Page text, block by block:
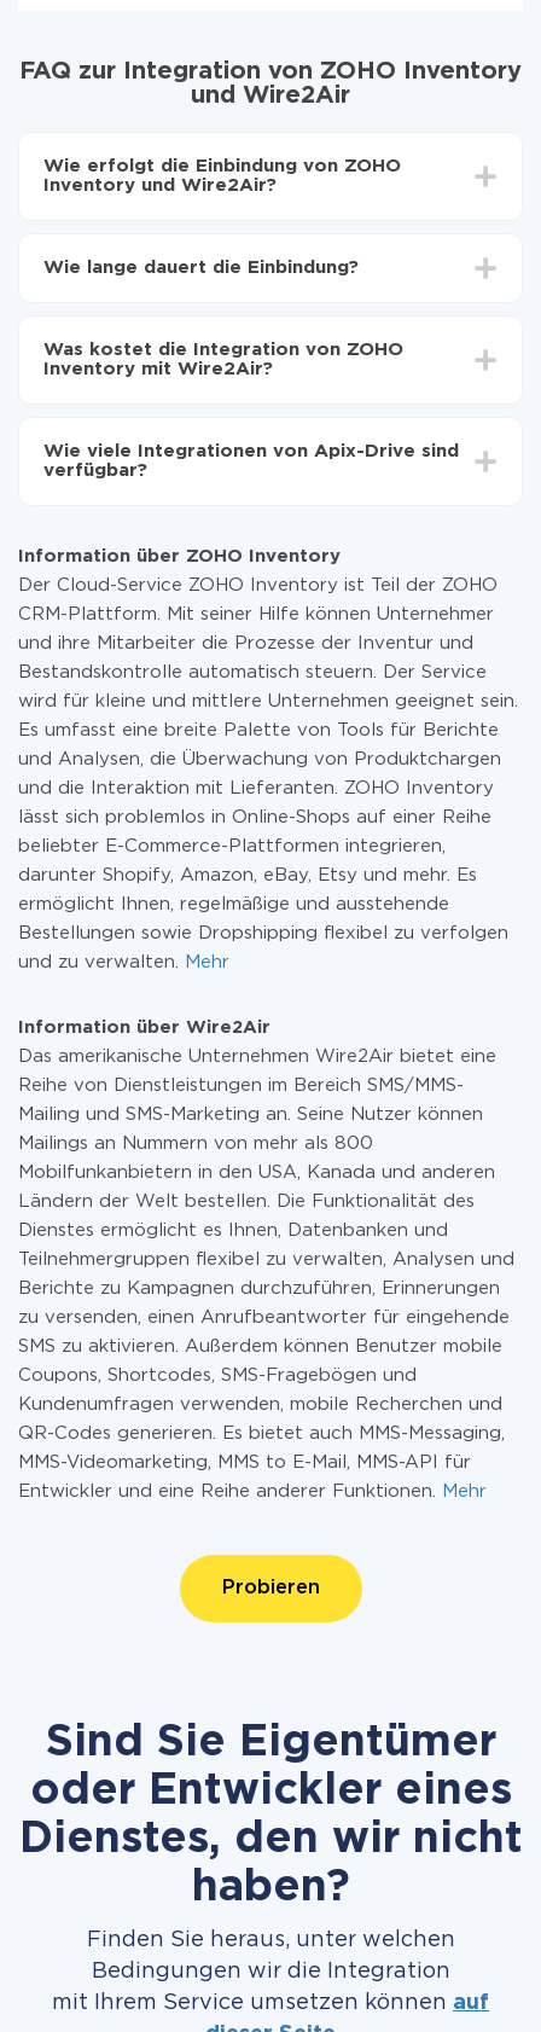
FAQ zur Integration von ZOHO Inventory
und Wire2Air
Wie erfolgt die Einbindung von ZOHO
Inventory und Wire2Air?
Wire2Air zu übertragen
Inventory auf Wire2Air übertragen
Wie lange dauert die Einbindung?
Im Durchschnitt dauert es 10-15 Minuten.
Was kostet die Integration von ZOHO
Inventory mit Wire2Air?
zahlen nur für die Datenmenge, die über unseren
Service von einem System auf ein anderes übertragen
Weitere Informationen zuTarifen .
Wie viele Integrationen von Apix-Drive sind
verfügbar?
Information über ZOHO Inventory
Der Cloud-Service ZOHO Inventory ist Teil der ZOHO
CRM-Plattform. Mit seiner Hilfe können Unternehmer
und ihre Mitarbeiter die Prozesse der Inventur und
Bestandskontrolle automatisch steuern. Der Service
wird für kleine und mittlere Unternehmen geeignet sein.
Es umfasst eine breite Palette von Tools für Berichte
und Analysen, die Überwachung von Produktchargen
und die Interaktion mit Lieferanten. ZOHO Inventory
lässt sich problemlos in Online-Shops auf einer Reihe
beliebter E-Commerce-Plattformen integrieren,
darunter Shopify, Amazon, eBay, Etsy und mehr. Es
ermöglicht Ihnen, regelmäßige und ausstehende
Bestellungen sowie Dropshipping flexibel zu verfolgen
und zu verwalten.
Mehr
Information über Wire2Air
Das amerikanische Unternehmen Wire2Air bietet eine
Reihe von Dienstleistungen im Bereich SMS/MMS-
Mailing und SMS-Marketing an. Seine Nutzer können
Mailings an Nummern von mehr als 800
Mobilfunkanbietern in den USA, Kanada und anderen
Ländern der Welt bestellen. Die Funktionalität des
Dienstes ermöglicht es Ihnen, Datenbanken und
Teilnehmergruppen flexibel zu verwalten, Analysen und
Berichte zu Kampagnen durchzuführen, Erinnerungen
zu versenden, einen Anrufbeantworter für eingehende
SMS zu aktivieren. Außerdem können Benutzer mobile
Coupons, Shortcodes, SMS-Fragebögen und
Kundenumfragen verwenden, mobile Recherchen und
QR-Codes generieren. Es bietet auch MMS-Messaging,
MMS-Videomarketing, MMS to E-Mail, MMS-API für
Entwickler und eine Reihe anderer Funktionen.
Mehr
Probieren
Sind Sie Eigentümer
oder Entwickler eines
Dienstes, den wir nicht
haben?
Finden Sie heraus, unter welchen
Bedingungen wir die Integration
mit Ihrem Service umsetzen können auf